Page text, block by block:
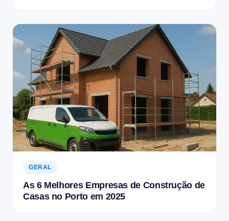
GERAL
As 6 Melhores Empresas de Construção de
Casas no Porto em 2025